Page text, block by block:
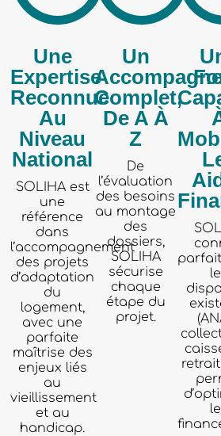
Une
Expertise
Reconnue
Au
Niveau
National
SOLIHA est
une
référence
dans
l’accompagnement
des projets
d’adaptation
du
logement,
avec une
parfaite
maîtrise des
enjeux liés
au
vieillissement
et au
handicap.
Un
Complet,
De A À
Z
De
l’évaluation
des besoins
au montage
des
dossiers,
SOLIHA
sécurise
chaque
étape du
projet.